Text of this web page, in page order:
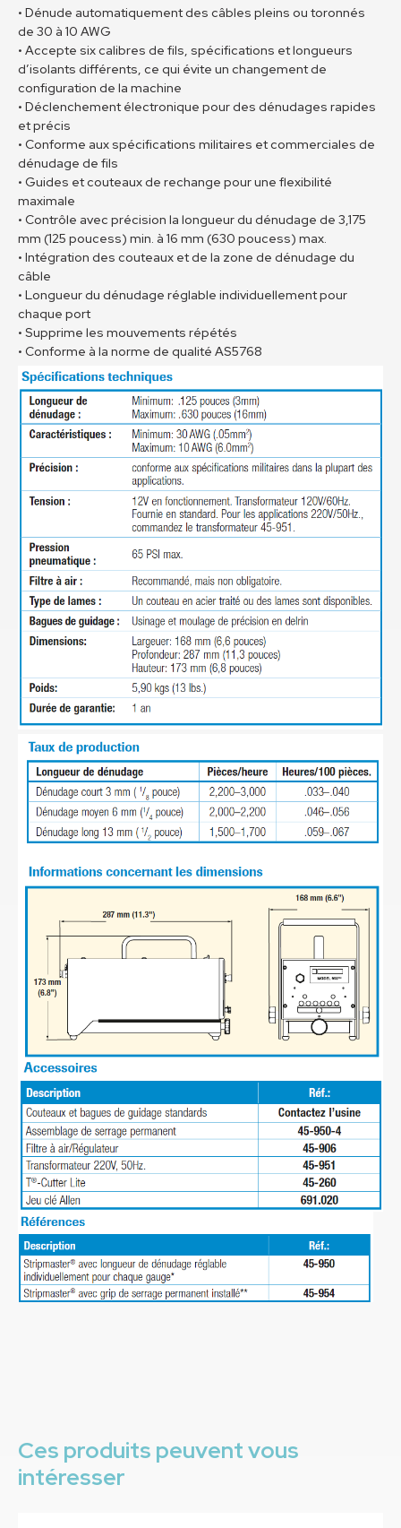
• Dénude automatiquement des câbles pleins ou toronnés
de 30 à 10 AWG
• Accepte six calibres de fils, spécifications et longueurs
d’isolants différents, ce qui évite un changement de
configuration de la machine
• Déclenchement électronique pour des dénudages rapides
et précis
• Conforme aux spécifications militaires et commerciales de
dénudage de fils
• Guides et couteaux de rechange pour une flexibilité
maximale
• Contrôle avec précision la longueur du dénudage de 3,175
mm (125 poucess) min. à 16 mm (630 poucess) max.
• Intégration des couteaux et de la zone de dénudage du
câble
• Longueur du dénudage réglable individuellement pour
chaque port
• Supprime les mouvements répétés
• Conforme à la norme de qualité AS5768
Ces produits peuvent vous
intéresser